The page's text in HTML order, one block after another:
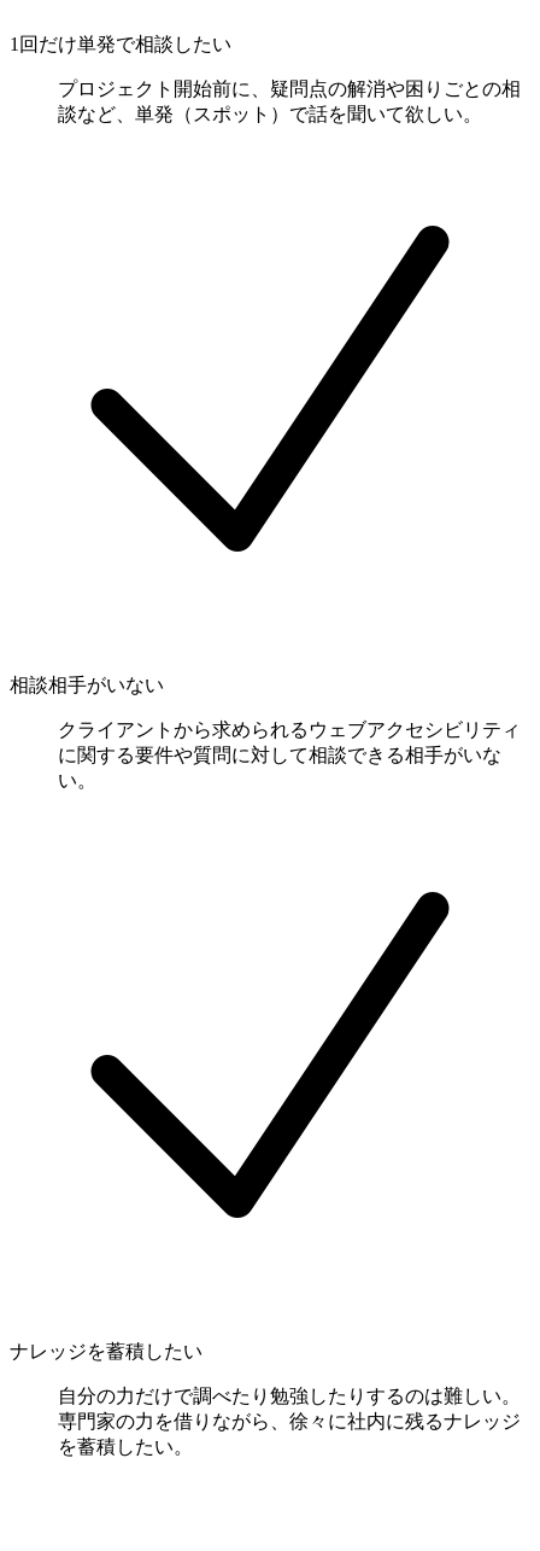
1回だけ単発で相談したい
プロジェクト開始前に、疑問点の解消や困りごとの相
談など、単発（スポット）で話を聞いて欲しい。
相談相手がいない
クライアントから求められるウェブアクセシビリティ
に関する要件や質問に対して相談できる相手がいな
い。
ナレッジを蓄積したい
自分の力だけで調べたり勉強したりするのは難しい。
専門家の力を借りながら、徐々に社内に残るナレッジ
を蓄積したい。